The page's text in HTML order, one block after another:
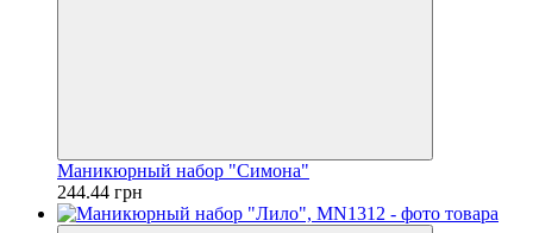
Маникюрный набор "Симона"
244.44 грн